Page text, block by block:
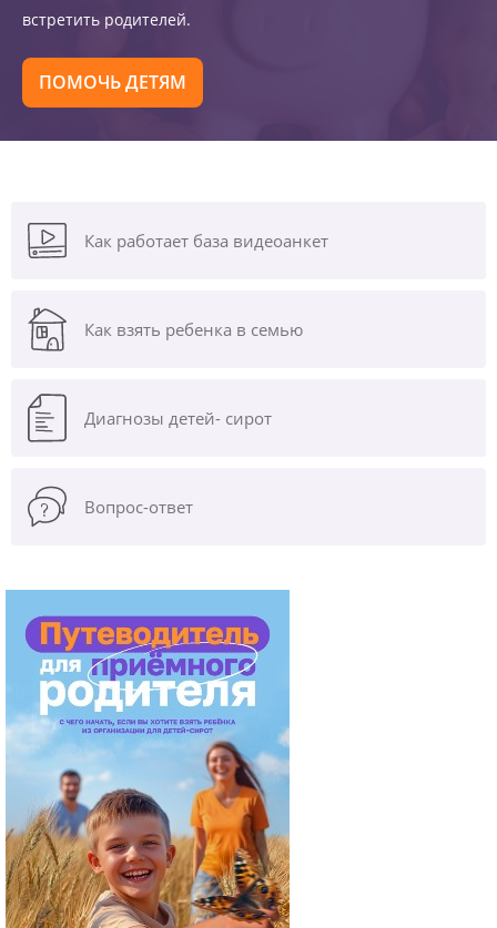
встретить родителей.
ПОМОЧЬ ДЕТЯМ
Как работает база видеоанкет
Как взять ребенка в семью
Диагнозы детей- сирот
Вопрос-ответ